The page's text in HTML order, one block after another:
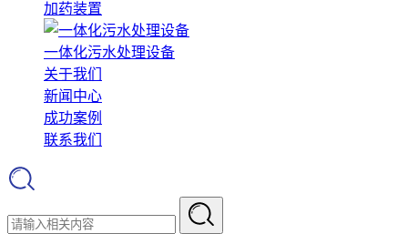
加药装置
一体化污水处理设备
关于我们
新闻中心
成功案例
联系我们